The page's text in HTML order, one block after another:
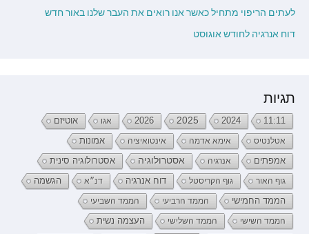
לעתים הריפוי מתחיל כאשר אנו רואים את העבר שלנו באור חדש
דוח אנרגיה לחודש אוגוסט
תגיות
11:11
2024
2025
2026 אגו אוטיזם
אטלנטיס אימא אדמה אינטואיציה אמונות
אמפתים אנרגיה אסטרולוגיה אסטרולוגיה סינית
גוף האור גוף הקריסטל דוח אנרגיה דנ״א הגשמה
הממד החמישי הממד הרביעי הממד השביעי
הממד השישי הממד השלישי העצמה נשית